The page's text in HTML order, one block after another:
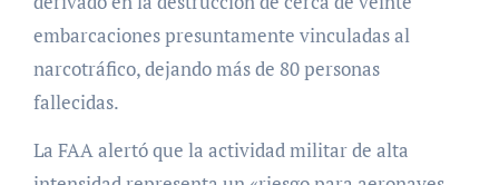
embarcaciones presuntamente vinculadas al
narcotráfico, dejando más de 80 personas
fallecidas.
La FAA alertó que la actividad militar de alta